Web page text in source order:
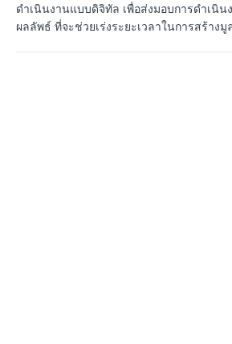
ดำเนินงานแบบดิจิทัล เพื่อส่งมอบการดำเนิ
ผลลัพธ์ ที่จะช่วยเร่งระยะเวลาในการสร้างมู